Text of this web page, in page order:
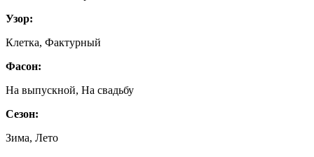
Узор:
Клетка, Фактурный
Фасон:
На выпускной, На свадьбу
Сезон:
Зима, Лето